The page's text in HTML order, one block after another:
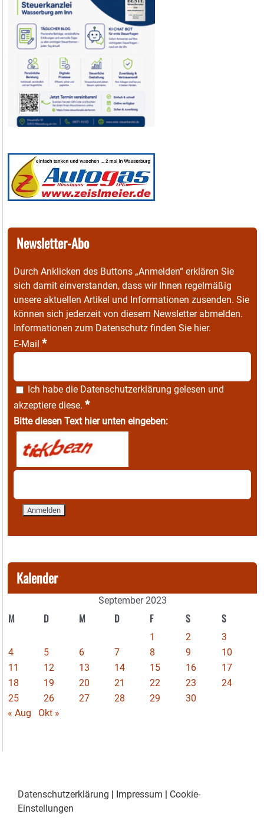
Newsletter-Abo
Durch Anklicken des Buttons „Anmelden“ erklären Sie
sich damit einverstanden, dass wir Ihnen regelmäßig
unsere aktuellen Artikel und Informationen zusenden. Sie
können sich jederzeit von diesem Newsletter abmelden.
Informationen zum Datenschutz finden Sie hier.
E-Mail *
Ich habe die Datenschutzerklärung gelesen und
akzeptiere diese. *
Bitte diesen Text hier unten eingeben:
Kalender
September 2023
M D M D F S S
1 2
3
4
5 6 7 8 9
10
11
12 13 14 15 16
17
18
19 20 21 22 23
24
25
26 27 28 29
30
« Aug
Okt »
Datenschutzerklärung | Impressum | Cookie-
Einstellungen